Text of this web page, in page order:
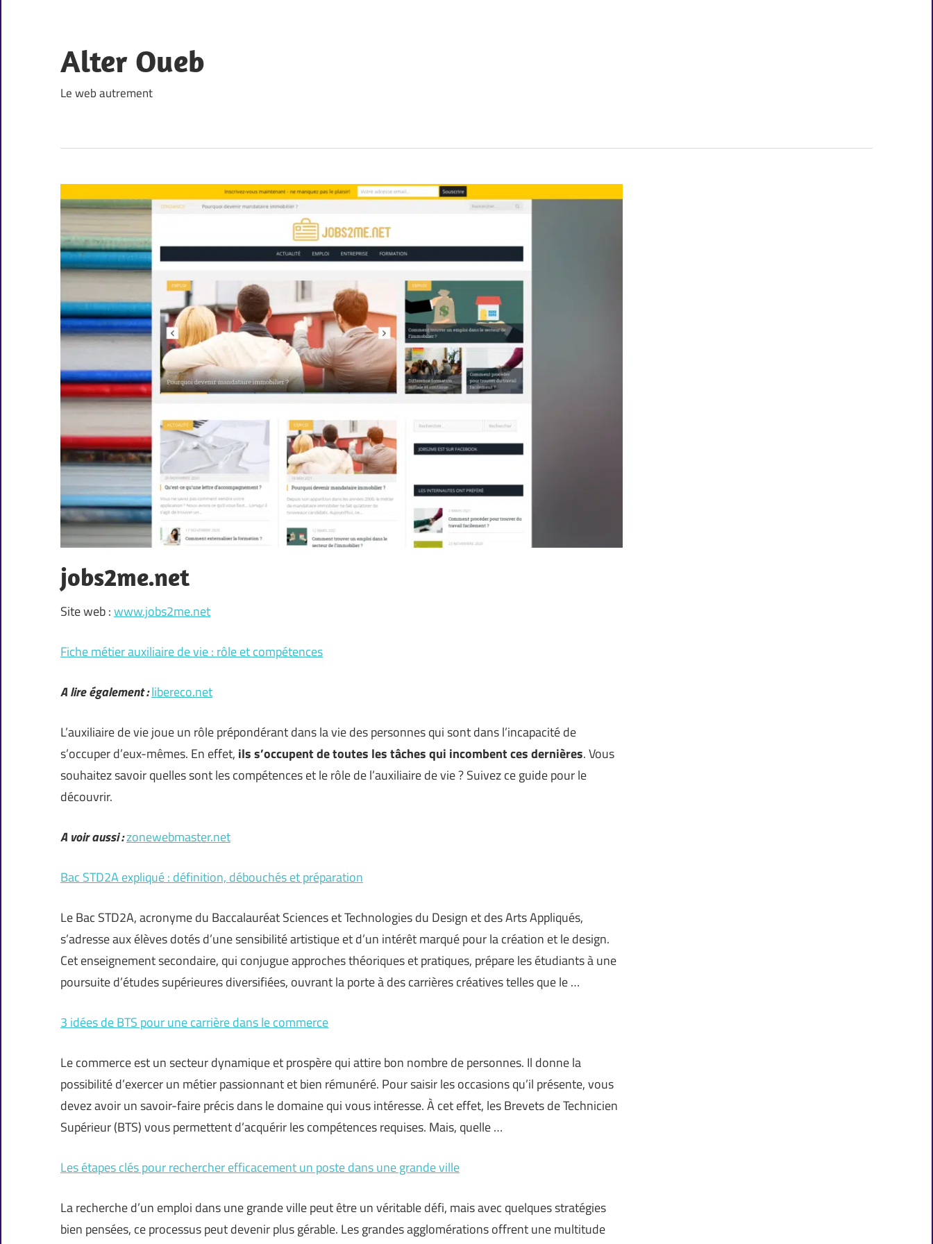
content
Alter Oueb
Le web autrement
jobs2me.net
Site web :www.jobs2me.net
Fiche métier auxiliaire de vie : rôle et compétences
A lire également :libereco.net
L’auxiliaire de vie joue un rôle prépondérant dans la vie des personnes qui sont dans l’incapacité de
s’occuper d’eux-mêmes. En effet, ils s’occupent de toutes les tâches qui incombent ces dernières. Vous
souhaitez savoir quelles sont les compétences et le rôle de l’auxiliaire de vie ? Suivez ce guide pour le
découvrir.
A voir aussi :zonewebmaster.net
Bac STD2A expliqué : définition, débouchés et préparation
Le Bac STD2A, acronyme du Baccalauréat Sciences et Technologies du Design et des Arts Appliqués,
s’adresse aux élèves dotés d’une sensibilité artistique et d’un intérêt marqué pour la création et le design.
Cet enseignement secondaire, qui conjugue approches théoriques et pratiques, prépare les étudiants à une
poursuite d’études supérieures diversifiées, ouvrant la porte à des carrières créatives telles que le …
3 idées de BTS pour une carrière dans le commerce
Le commerce est un secteur dynamique et prospère qui attire bon nombre de personnes. Il donne la
possibilité d’exercer un métier passionnant et bien rémunéré. Pour saisir les occasions qu’il présente, vous
devez avoir un savoir-faire précis dans le domaine qui vous intéresse. À cet effet, les Brevets de Technicien
Supérieur (BTS) vous permettent d’acquérir les compétences requises. Mais, quelle …
Les étapes clés pour rechercher efficacement un poste dans une grande ville
La recherche d’un emploi dans une grande ville peut être un véritable défi, mais avec quelques stratégies
bien pensées, ce processus peut devenir plus gérable. Les grandes agglomérations offrent une multitude